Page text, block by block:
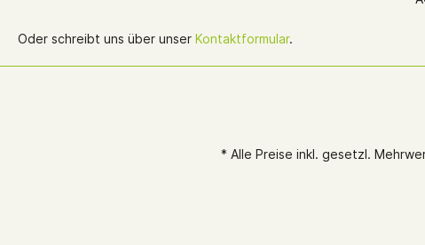
Oder schreibt uns über unser Kontaktformular.
* Alle Preise inkl. gesetzl.